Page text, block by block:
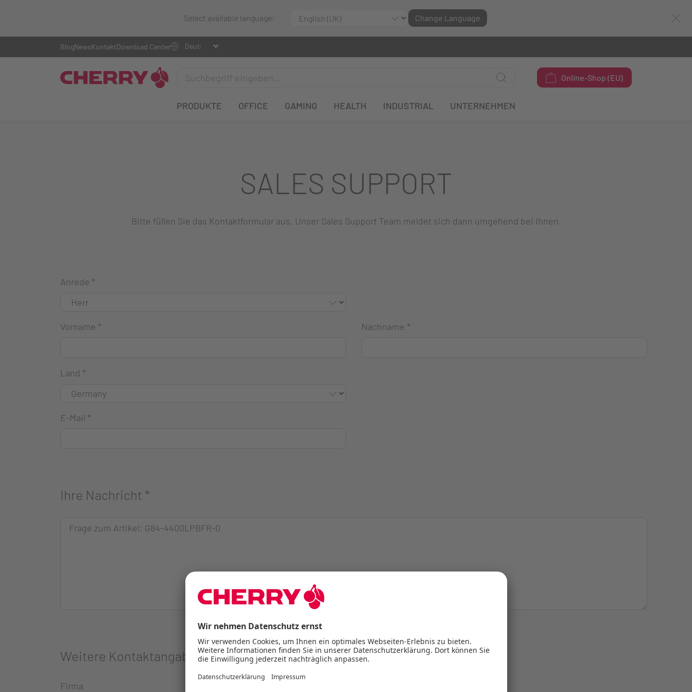
Select available language: Change Language
Online-Shop (EU)
PRODUKTE OFFICE GAMING HEALTH INDUSTRIAL UNTERNEHMEN
BlogNewsKontaktDownload Center
SALES SUPPORT
Bitte füllen Sie das Kontaktformular aus. Unser Sales Support Team meldet sich dann umgehend bei Ihnen.
Anrede *
Vorname * Nachname *
Land *
E-Mail *
Ihre Nachricht *
Weitere Kontaktangaben
Firma